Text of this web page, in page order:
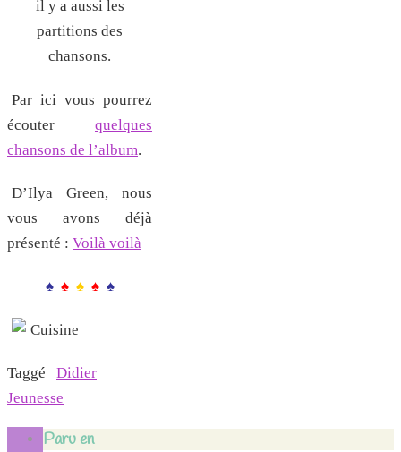
il y a aussi les
partitions des
chansons.
Par ici vous pourrez
écouter quelques
chansons de l’album.
D’Ilya Green, nous
vous avons déjà
présenté : Voilà voilà
♠ ♠ ♠ ♠ ♠
Taggé
Didier
Jeunesse
Paru en